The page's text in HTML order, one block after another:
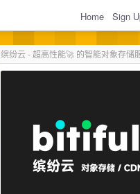
Home Sign
缤纷云 - 超高性能🚀 的智能对象存储